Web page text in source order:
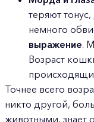
теряют
немного
выражение.
Возраст
Точнее всего
никто другой,
животными, знает